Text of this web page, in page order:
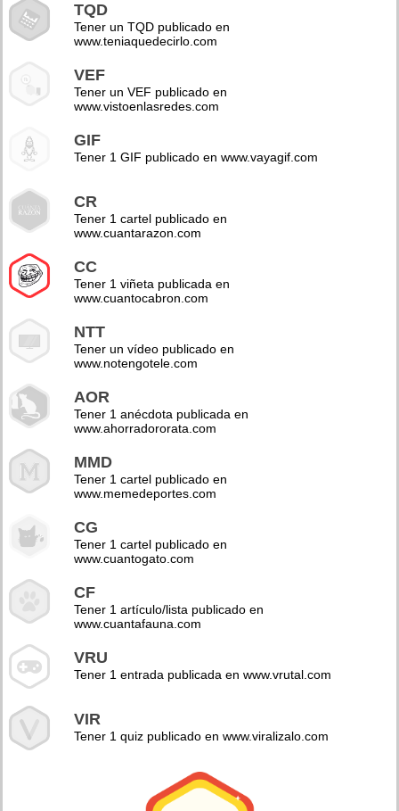
TQD
Tener un TQD publicado en
www.teniaquedecirlo.com
VEF
Tener un VEF publicado en
www.vistoenlasredes.com
GIF
Tener 1 GIF publicado en www.vayagif.com
CR
Tener 1 cartel publicado en
www.cuantarazon.com
CC
Tener 1 viñeta publicada en
www.cuantocabron.com
NTT
Tener un vídeo publicado en
www.notengotele.com
AOR
Tener 1 anécdota publicada en
www.ahorradororata.com
MMD
Tener 1 cartel publicado en
www.memedeportes.com
CG
Tener 1 cartel publicado en
www.cuantogato.com
CF
Tener 1 artículo/lista publicado en
www.cuantafauna.com
VRU
Tener 1 entrada publicada en www.vrutal.com
VIR
Tener 1 quiz publicado en www.viralizalo.com